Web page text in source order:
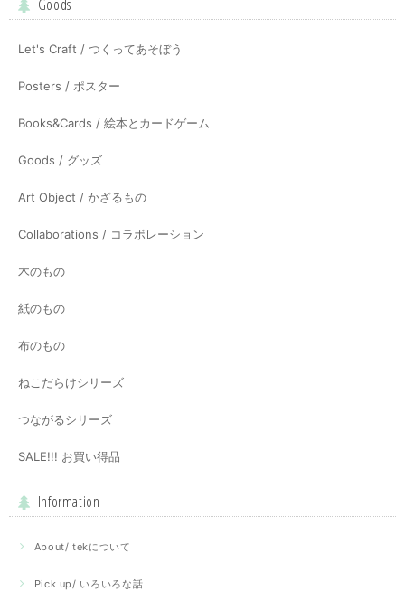
Goods
Let's Craft / つくってあそぼう
Posters / ポスター
Books&Cards / 絵本とカードゲーム
Goods / グッズ
Art Object / かざるもの
Collaborations / コラボレーション
木のもの
紙のもの
布のもの
ねこだらけシリーズ
つながるシリーズ
SALE!!! お買い得品
Information
About/ tekについて
Pick up/ いろいろな話